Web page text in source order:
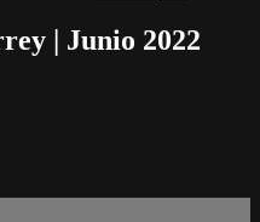
| Junio 2022